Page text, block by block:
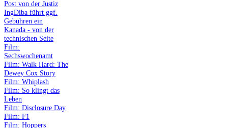
Post von der Justiz
IngDiba führt ggf.
Gebühren ein
Kanada - von der
technischen Seite
Film:
Sechswochenamt
Film: Walk Hard: The
Dewey Cox Story
Film: Whiplash
Film: So klingt das
Leben
Film: Disclosure Day
Film: F1
Film: Hoppers